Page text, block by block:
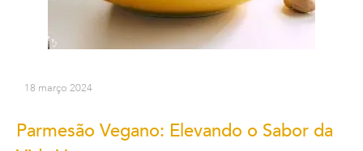
18 março 2024
Parmesão Vegano: Elevando o Sabor da